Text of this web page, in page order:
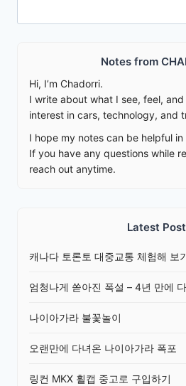
Notes from
Hi, I’m Chadorri.
I write about what I see, feel,
interest in cars, technology, and
I hope my notes can be helpful in
If you have any questions while
reach out anytime.
Latest
캐나다 토론토 대중교통 체험해 보
엄청나게 쏟아진 폭설 – 4년 만에
나이아가라 불꽃놀이
오랜만에 다녀온 나이아가라 폭포
링컨 MKX 휠캡 중고로 구입하기